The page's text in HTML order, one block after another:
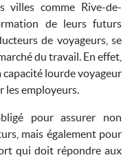
villes comme Rive-de-
de leurs futurs
de voyageurs, se
du travail. En effet,
capacité lourde voyageur
les employeurs.
pour assurer non
mais également pour
qui doit répondre aux